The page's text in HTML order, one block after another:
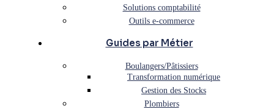
Solutions comptabilité
Outils e-commerce
Guides par Métier
Boulangers/Pâtissiers
Transformation numérique
Gestion des Stocks
Plombiers